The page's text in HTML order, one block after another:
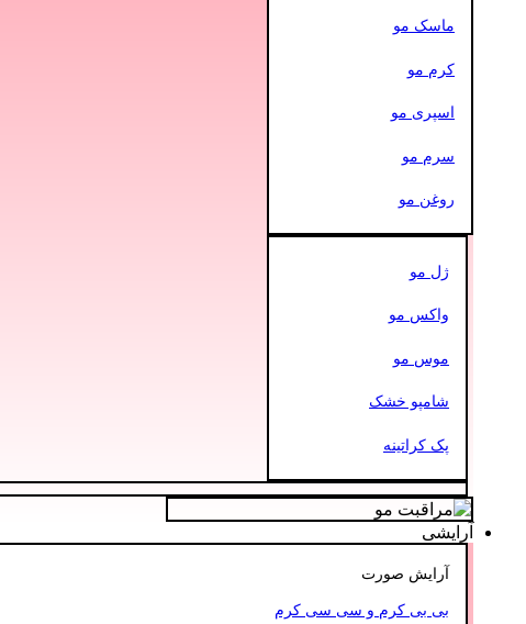
ماسک مو
کرم مو
اسپری مو
سرم مو
روغن مو
ژل مو
واکس مو
موس مو
شامپو خشک
پک کراتینه
آرایشی
آرایش صورت
بی بی کرم و سی سی کرم